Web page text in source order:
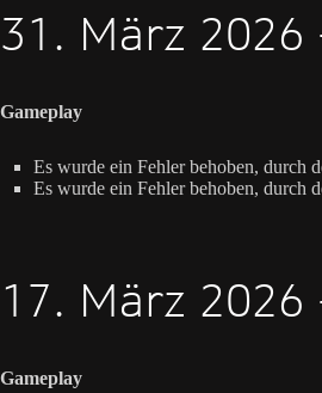
31. März
Gameplay
Es wurde ein Fehler behoben, durch
Es wurde ein Fehler behoben, durch
17. März
Gameplay